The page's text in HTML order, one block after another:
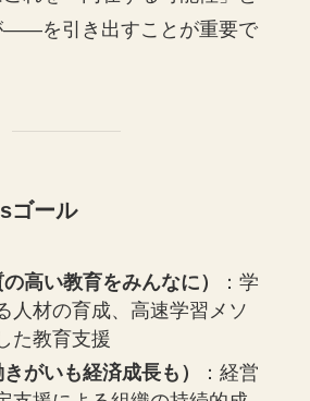
——を引き出すことが重要で
ゴール
高い教育をみんなに）
：学
人材の育成、高速学習メソ
た教育支援
がいも経済成長も）
：経営